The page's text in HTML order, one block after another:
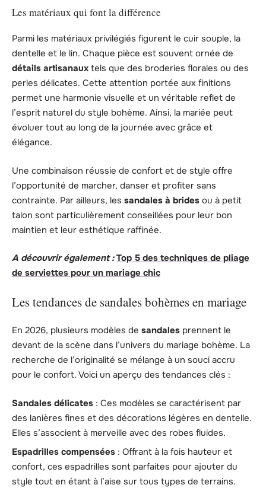
Les matériaux qui font la différence
Parmi les matériaux privilégiés figurent le cuir souple, la
dentelle et le lin. Chaque pièce est souvent ornée de
détails artisanaux tels que des broderies florales ou des
perles délicates. Cette attention portée aux finitions
permet une harmonie visuelle et un véritable reflet de
l’esprit naturel du style bohème. Ainsi, la mariée peut
évoluer tout au long de la journée avec grâce et
élégance.
Une combinaison réussie de confort et de style offre
l’opportunité de marcher, danser et profiter sans
contrainte. Par ailleurs, les sandales à brides ou à petit
talon sont particulièrement conseillées pour leur bon
maintien et leur esthétique raffinée.
A découvrir également : Top 5 des techniques de pliage
de serviettes pour un mariage chic
Les tendances de sandales bohèmes en mariage
En 2026, plusieurs modèles de sandales prennent le
devant de la scène dans l’univers du mariage bohème. La
recherche de l’originalité se mélange à un souci accru
pour le confort. Voici un aperçu des tendances clés :
Sandales délicates : Ces modèles se caractérisent par
des lanières fines et des décorations légères en dentelle.
Elles s’associent à merveille avec des robes fluides.
Espadrilles compensées : Offrant à la fois hauteur et
confort, ces espadrilles sont parfaites pour ajouter du
style tout en étant à l’aise sur tous types de terrains.